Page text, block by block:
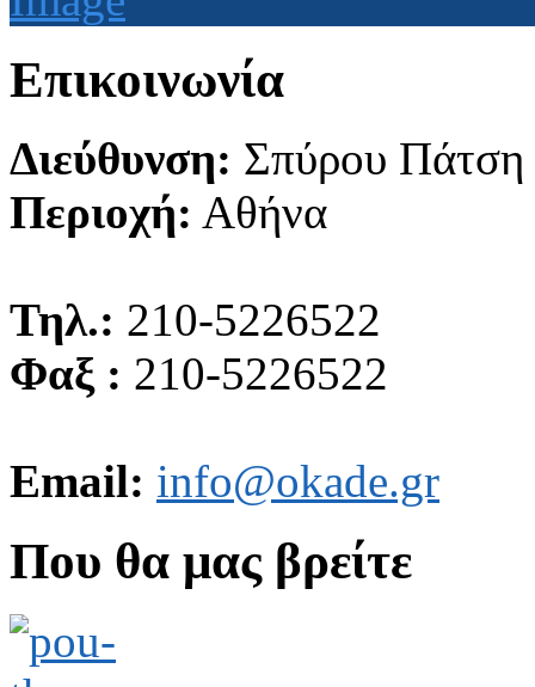
Επικοινωνία
Διεύθυνση: Σπύρου Πάτση
Περιοχή: Αθήνα
Τηλ.: 210-5226522
Φαξ : 210-5226522
Email: info@okade.gr
Που θα μας βρείτε